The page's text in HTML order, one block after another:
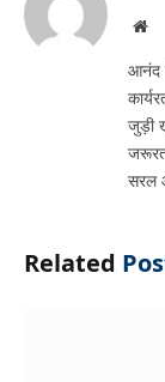
आनंद
जुड़ी
सरल
Related